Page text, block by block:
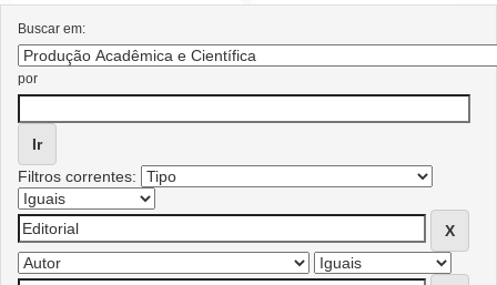
Buscar em:
por
Filtros correntes: